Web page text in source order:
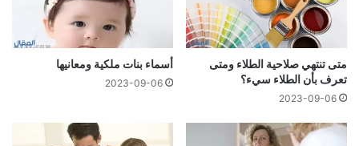
متى تنتهي صلاحية الطلاء ومتى
تعرف بأن الطلاء سيء؟
2023-09-06
أسماء بنات ملكية ومعانيها
2023-09-06